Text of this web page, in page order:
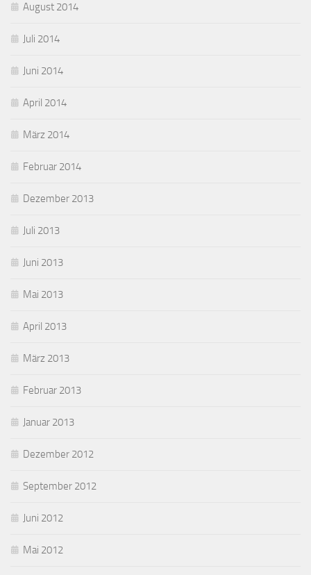
August 2014
Juli 2014
Juni 2014
April 2014
März 2014
Februar 2014
Dezember 2013
Juli 2013
Juni 2013
Mai 2013
April 2013
März 2013
Februar 2013
Januar 2013
Dezember 2012
September 2012
Juni 2012
Mai 2012